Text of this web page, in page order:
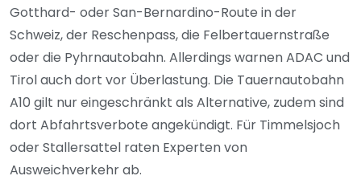
Gotthard- oder San-Bernardino-Route in der
Schweiz, der Reschenpass, die Felbertauernstraße
oder die Pyhrnautobahn. Allerdings warnen ADAC und
Tirol auch dort vor Überlastung. Die Tauernautobahn
A10 gilt nur eingeschränkt als Alternative, zudem sind
dort Abfahrtsverbote angekündigt. Für Timmelsjoch
oder Stallersattel raten Experten von
Ausweichverkehr ab.